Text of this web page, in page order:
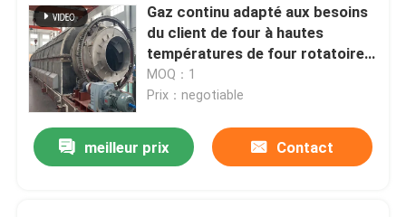
Gaz continu adapté aux besoins
du client de four à hautes
températures de four rotatoire
agglomérant l'équipement de
Calciner de four rotatoire
MOQ：1
Prix：negotiable
meilleur prix Contact